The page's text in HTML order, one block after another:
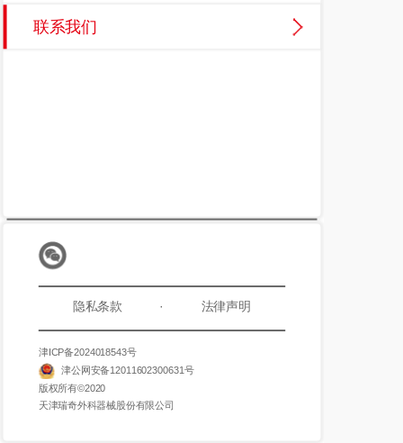
联系我们
隐私条款 · 法律声明
津ICP备2024018543号
津公网安备12011602300631号
版权所有©️2020
天津瑞奇外科器械股份有限公司